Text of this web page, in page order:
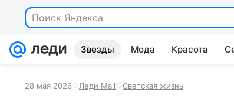
Поиск Яндекса
Звезды Мода Красота
28 мая 2026 Леди Mail Светская жизнь